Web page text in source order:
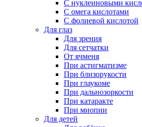
С нуклеиновыми
С омега кислотами
С фолиевой кислотой
Для глаз
Для зрения
Для сетчатки
От ячменя
При астигматизме
При близорукости
При глаукоме
При дальнозоркости
При катаракте
При миопии
Для детей